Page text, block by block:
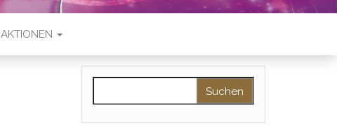
AKTIONEN